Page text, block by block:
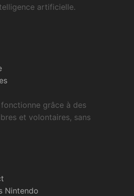
artificielle.
grâce à des
et volontaires, sans
Nintendo